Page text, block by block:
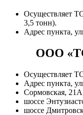
Осуществляет
3,5 тонн).
Адрес пункта,
ООО
Осуществляет
Адрес пункта,
Сормовская,
шоссе
шоссе